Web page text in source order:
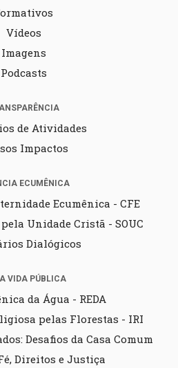
Vídeos
Imagens
Podcasts
de Atividades
Impactos
ECUMÊNICA
Ecumênica - CFE
Unidade Cristã - SOUC
Dialógicos
VIDA PÚBLICA
da Água - REDA
pelas Florestas - IRI
Desafios da Casa Comum
Direitos e Justiça